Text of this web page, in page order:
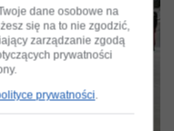
dane osobowe na
się na to nie zgodzić,
zarządzanie zgodą
prywatności
prywatności.